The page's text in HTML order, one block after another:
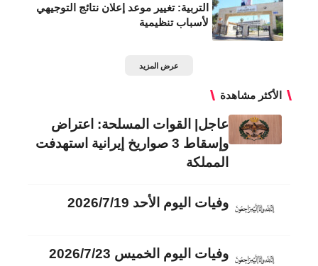
التربية: تغيير موعد إعلان نتائج التوجيهي
لأسباب تنظيمية
عرض المزيد
الأكثر مشاهدة
عاجل| القوات المسلحة: اعتراض
وإسقاط 3 صواريخ إيرانية استهدفت
المملكة
وفيات اليوم الأحد 2026/7/19
وفيات اليوم الخميس 2026/7/23